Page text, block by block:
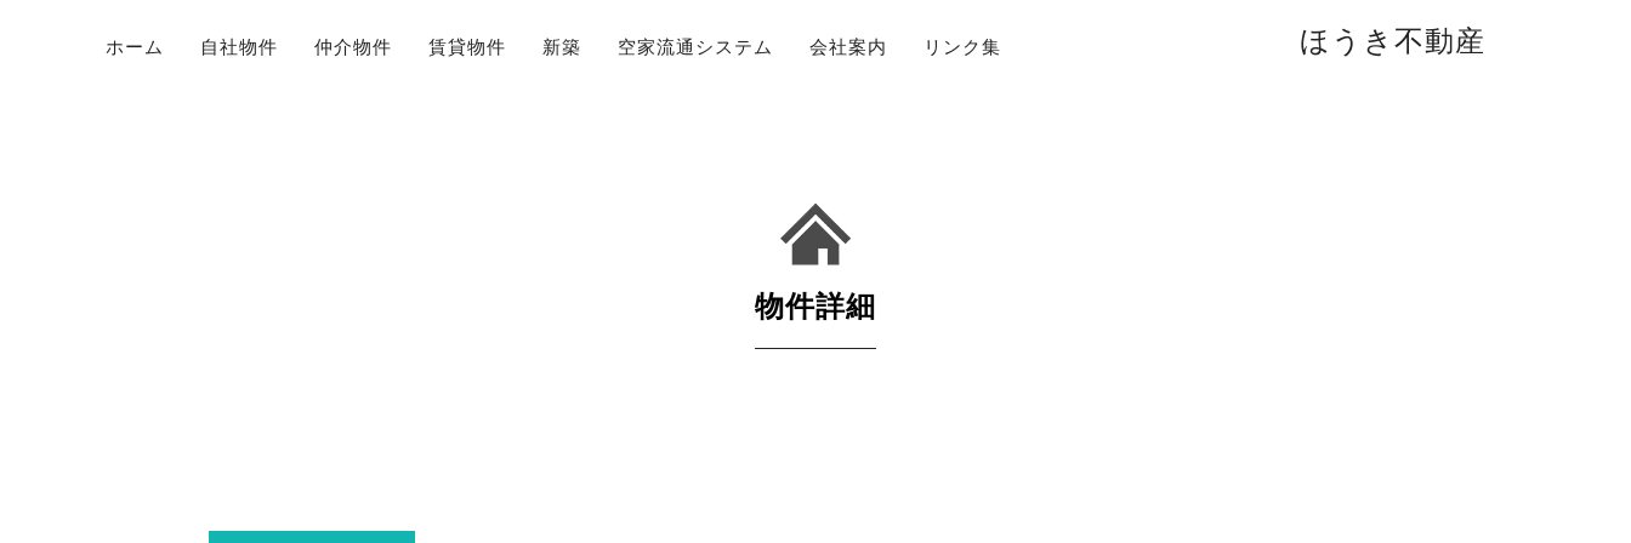
ホーム 自社物件 仲介物件 賃貸物件 新築 空家流通システム 会社案内 リンク集 ほうき不動産
物件詳細